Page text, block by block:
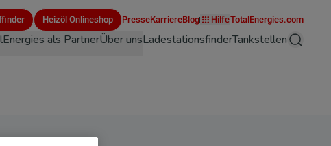
als PartnerÜber unsLadestationsfinderTankstellen Suche
Heizöl Onlineshop PresseKarriereBlog HilfeTotalEnergies.com